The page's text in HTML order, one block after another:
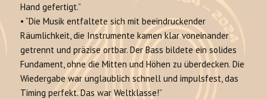
Hand gefertigt.”
•“Die Musik entfaltete sich mit beeindruckender
Räumlichkeit, die Instrumente kamen klar voneinander
getrennt und präzise ortbar. Der Bass bildete ein solides
Fundament, ohne die Mitten und Höhen zu überdecken. Die
Wiedergabe war unglaublich schnell und impulsfest, das
Timing perfekt. Das war Weltklasse!”